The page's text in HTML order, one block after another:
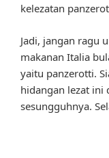
kelezatan
Jadi, jangan ragu
makanan Italia
yaitu panzerotti.
hidangan lezat ini
sesungguhnya.